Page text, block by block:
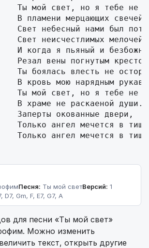
Ты мой свет, но я тебе не
В пламени мерцающих свечей
Свет небесный нами был
Свет неисчестлимых мелочей.
И когда я пьяный и
Резал вены погнутым
Ты боялась влесть не
В кровь мою нарядным
Ты мой свет, но я тебе не
В храме не раскаеной души.
Заперты окованные двери,
Только ангел мечется в
Только ангел мечется в
Песня: Ты мой светВерсий: 1
D7, Gm, F, E7, G7, A
для песни «Ты мой свет»
Можно изменить
текст, открыть другие